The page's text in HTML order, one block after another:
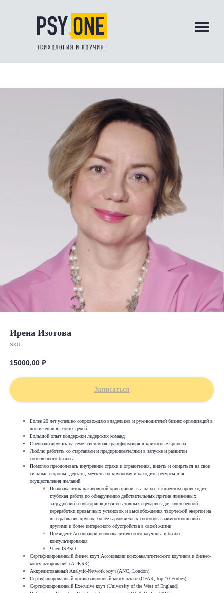
Ирена Изотова
SKU:
15000,00 ₽
Записаться
Более 20 лет успешно сопровождаю владельцев и руководителей бизнес организаций в
достижении высоких целей
Большой опыт поддержки лидерских команд
Специализируюсь на теме: системная трансформация в кризисные времена
Люблю работать со стартапами и предпринимателями в запуске и развитии
собственного бизнеса
Помогаю преодолевать внутренние страхи и ограничения, видеть и опираться на свои
сильные стороны, дерзать, мечтать по-крупному и находить ресурсы для
осуществления желаний
Психоаналитик лакановской ориентации: в альянсе с клиентом происходит
глубокая работа по обнаружению действительных причин жизненных
затруднений и повторяющихся негативных сценариев для постепенной
переработки привычных установок и высвобождения творческой энергии на
выстраивание других, более гармоничных способов взаимоотношений с
другими и более интересного обустройства в своей жизни
Президент Ассоциации психоаналитического коучинга и бизнес-
консультирования
Член ISPSO
Сертифицированный бизнес коуч Ассоциации психоаналитического коучинга и бизнес-
консультирования (АПКБК)
Аккредитованный Analytic-Network коуч (ANC, London)
Сертифицированный организационный консультант (CFAR, top 10 Forbes)
Сертифицированный Executive коуч (University of the West of England)